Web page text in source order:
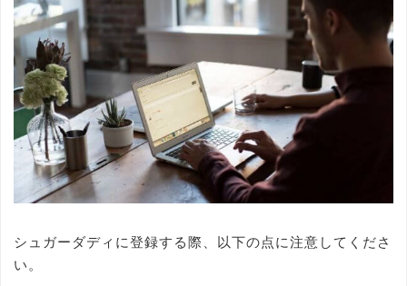
シュガーダディに登録する際、以下の点に注意してくださ
い。